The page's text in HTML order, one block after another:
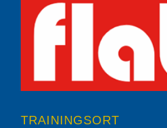
TRAININGSORT